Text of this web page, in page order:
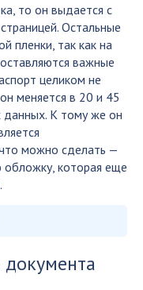
то он выдается с
Остальные
пленки, так как на
важные
целиком не
меняется в 20 и 45
данных. К тому же он
можно сделать —
обложку, которая еще